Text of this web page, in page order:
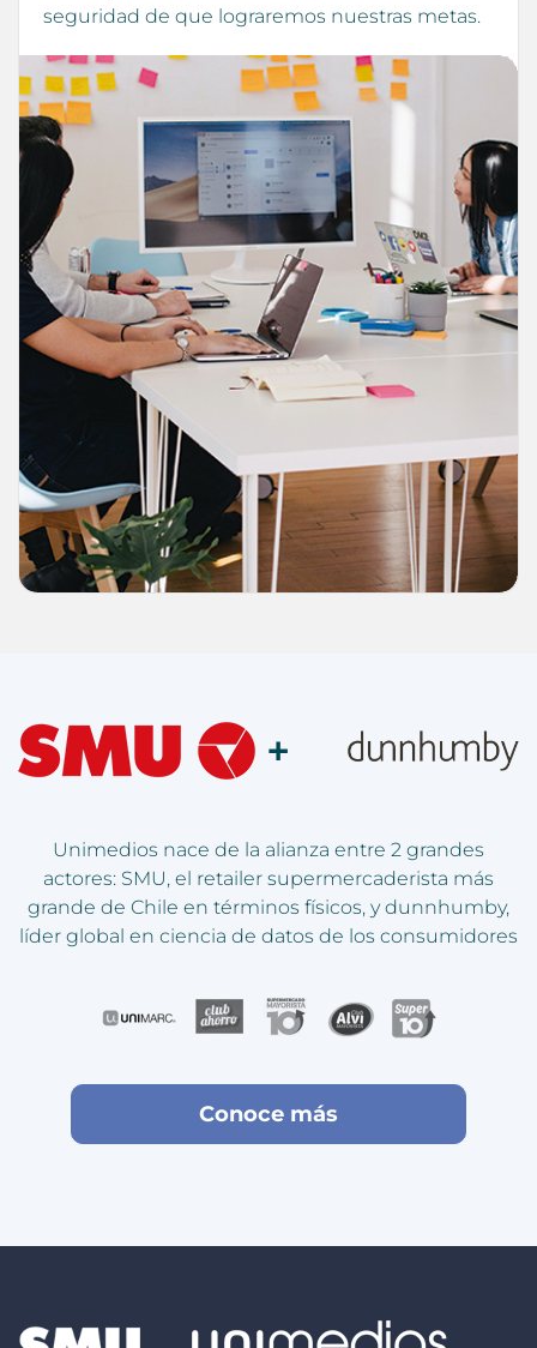
seguridad de que lograremos nuestras metas.
Unimedios nace de la alianza entre 2 grandes
actores: SMU, el retailer supermercaderista más
grande de Chile en términos físicos, y dunnhumby,
líder global en ciencia de datos de los consumidores
Conoce más